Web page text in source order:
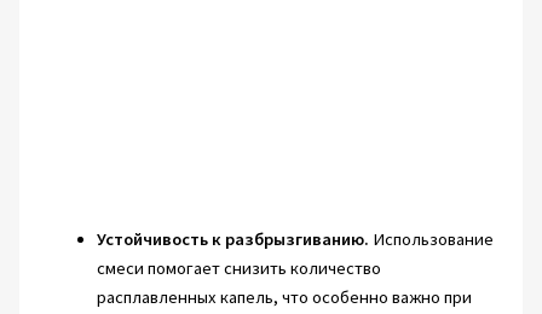
Устойчивость к разбрызгиванию. Использование
смеси помогает снизить количество
расплавленных капель, что особенно важно при